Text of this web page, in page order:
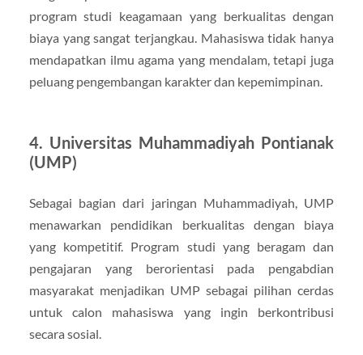
program studi keagamaan yang berkualitas dengan
biaya yang sangat terjangkau. Mahasiswa tidak hanya
mendapatkan ilmu agama yang mendalam, tetapi juga
peluang pengembangan karakter dan kepemimpinan.
4. Universitas Muhammadiyah Pontianak
(UMP)
Sebagai bagian dari jaringan Muhammadiyah, UMP
menawarkan pendidikan berkualitas dengan biaya
yang kompetitif. Program studi yang beragam dan
pengajaran yang berorientasi pada pengabdian
masyarakat menjadikan UMP sebagai pilihan cerdas
untuk calon mahasiswa yang ingin berkontribusi
secara sosial.